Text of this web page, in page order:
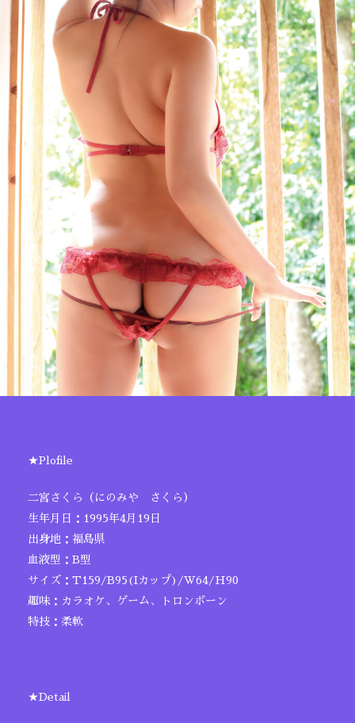
★Plofile
二宮さくら（にのみや さくら）
生年月日：1995年4月19日
出身地：福島県
血液型：B型
サイズ：T159/B95(Iカップ)/W64/H90
趣味：カラオケ、ゲーム、トロンボーン
特技：柔軟
★Detail